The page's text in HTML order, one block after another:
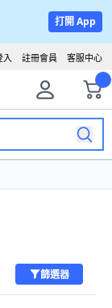
打開 App
客服中心
註冊會員
入
篩選器